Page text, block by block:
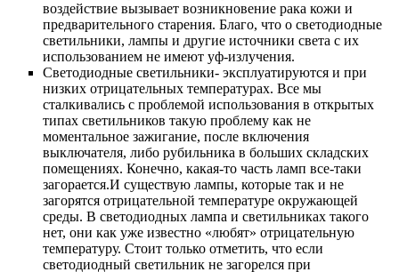
воздействие вызывает возникновение рака кожи и
предварительного старения. Благо, что о светодиодные
светильники, лампы и другие источники света с их
использованием не имеют уф-излучения.
Светодиодные светильники- эксплуатируются и при
низких отрицательных температурах. Все мы
сталкивались с проблемой использования в открытых
типах светильников такую проблему как не
моментальное зажигание, после включения
выключателя, либо рубильника в больших складских
помещениях. Конечно, какая-то часть ламп все-таки
загорается.И существую лампы, которые так и не
загорятся отрицательной температуре окружающей
среды. В светодиодных лампа и светильниках такого
нет, они как уже известно «любят» отрицательную
температуру. Стоит только отметить, что если
светодиодный светильник не загорелся при